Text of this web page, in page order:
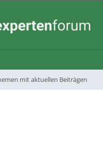
mit aktuellen Beiträgen